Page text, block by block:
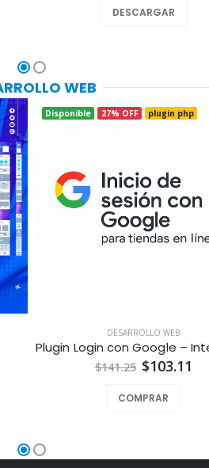
DESCARGAR
WEB
Disponible 27% OFF plugin php
DESARROLLO WEB
$141.25 $103.11
COMPRAR